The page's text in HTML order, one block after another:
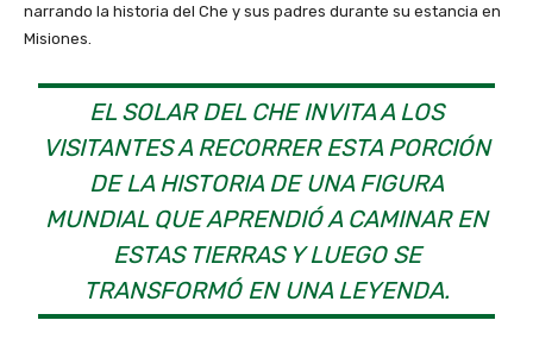
narrando la historia del Che y sus padres durante su estancia en
Misiones.
EL SOLAR DEL CHE INVITA A LOS
VISITANTES A RECORRER ESTA PORCIÓN
DE LA HISTORIA DE UNA FIGURA
MUNDIAL QUE APRENDIÓ A CAMINAR EN
ESTAS TIERRAS Y LUEGO SE
TRANSFORMÓ EN UNA LEYENDA.